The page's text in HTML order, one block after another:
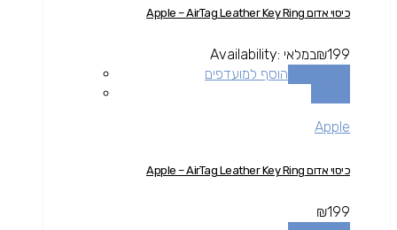
כיסוי אדום Apple – AirTag Leather Key Ring
₪199
Availability: במלאי
הוסף למועדפים
Apple
כיסוי אדום Apple – AirTag Leather Key Ring
₪199